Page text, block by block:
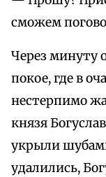
сможем
Через минуту
покое, где в
нестерпимо
князя
укрыли
удалились,